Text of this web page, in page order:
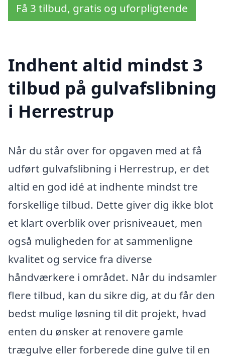
Få 3 tilbud, gratis og uforpligtende
Indhent altid mindst 3
tilbud på gulvafslibning
i Herrestrup
Når du står over for opgaven med at få
udført gulvafslibning i Herrestrup, er det
altid en god idé at indhente mindst tre
forskellige tilbud. Dette giver dig ikke blot
et klart overblik over prisniveauet, men
også muligheden for at sammenligne
kvalitet og service fra diverse
håndværkere i området. Når du indsamler
flere tilbud, kan du sikre dig, at du får den
bedst mulige løsning til dit projekt, hvad
enten du ønsker at renovere gamle
trægulve eller forberede dine gulve til en